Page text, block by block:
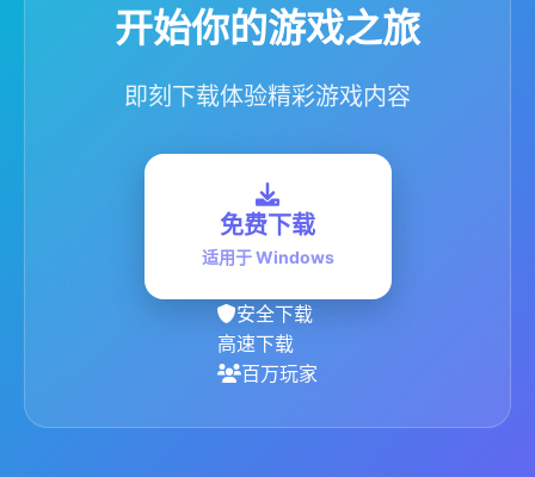
开始你的游戏之旅
即刻下载体验精彩游戏内容
免费下载
适用于 Windows
安全下载
高速下载
百万玩家